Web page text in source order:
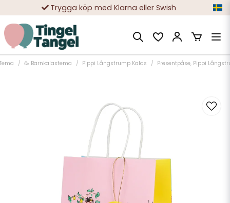
Trygga köp med Klarna eller Swish
10 000-tals nöjda kunder
🥳 Barnkalastema Pippi Långstrump Kalas Presentpåse, Pippi